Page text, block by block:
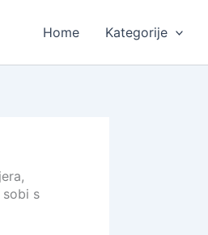
Home Kategorije
sobi s